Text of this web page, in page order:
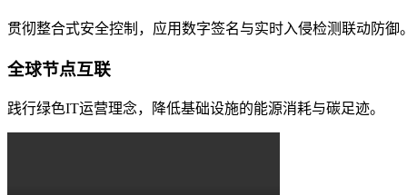
贯彻整合式安全控制，应用数字签名与实时入侵检测联动防御
全球节点互联
践行绿色IT运营理念，降低基础设施的能源消耗与碳足迹。